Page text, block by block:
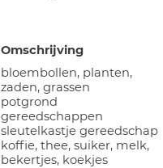
Omschrijving
bloembollen, planten,
zaden, grassen
potgrond
gereedschappen
sleutelkastje gereedschap
koffie, thee, suiker, melk,
bekertjes, koekjes